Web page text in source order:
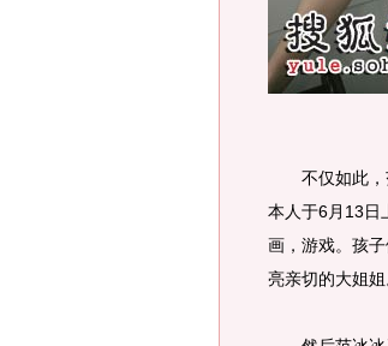
不仅如此，范
本人于6月13日
画，游戏。孩
亮亲切的大姐姐